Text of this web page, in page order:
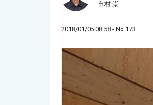
市村 崇
2018/01/05 08:58 - No.173